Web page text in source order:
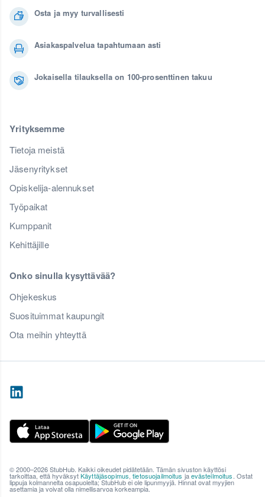
Osta ja myy turvallisesti
Asiakaspalvelua tapahtumaan asti
Jokaisella tilauksella on 100-prosenttinen takuu
Yrityksemme
Tietoja meistä
Jäsenyritykset
Opiskelija-alennukset
Työpaikat
Kumppanit
Kehittäjille
Onko sinulla kysyttävää?
Ohjekeskus
Suosituimmat kaupungit
Ota meihin yhteyttä
© 2000–2026 StubHub. Kaikki oikeudet pidätetään. Tämän sivuston käyttösi
tarkoittaa, että hyväksytKäyttäjäsopimus ,tietosuojailmoitus jaevästeilmoitus . Ostat
lippuja kolmannelta osapuolelta; StubHub ei ole lipunmyyjä. Hinnat ovat myyjien
asettamia ja voivat olla nimellisarvoa korkeampia.